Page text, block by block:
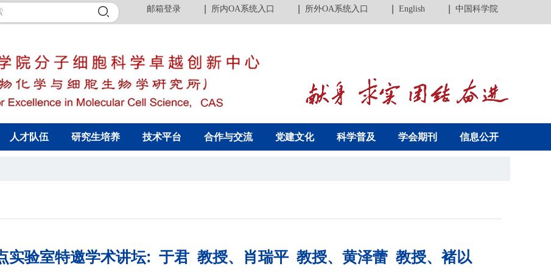
邮箱登录 所内OA系统入口 所外OA系统入口 English 中国科学院
人才队伍 研究生培养 技术平台 合作与交流 党建文化 科学普及 学会期刊 信息公开
实验室特邀学术讲坛: 于君 教授、肖瑞平 教授、黄泽蕾 教授、褚以